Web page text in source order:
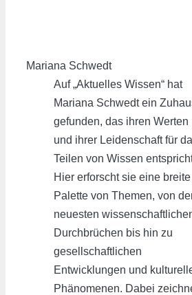
Mariana Schwedt
Auf „Aktuelles Wissen“ hat
Mariana Schwedt ein
gefunden, das ihren Werten
und ihrer Leidenschaft für
Teilen von Wissen
Hier erforscht sie eine breite
Palette von Themen, von
neuesten
Durchbrüchen bis hin zu
gesellschaftlichen
Entwicklungen und
Phänomenen. Dabei